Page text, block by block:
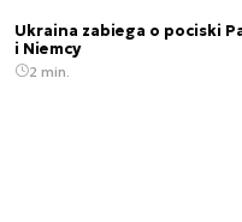
Ukraina zabiega o pociski
i Niemcy
2 min.